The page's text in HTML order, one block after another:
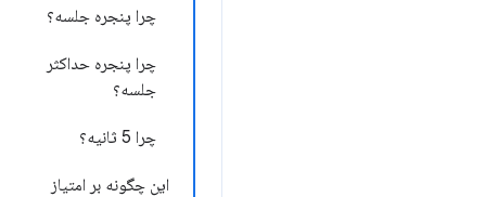
چرا پنجره جلسه؟
چرا پنجره حداکثر
جلسه؟
چرا 5 ثانیه؟
این چگونه بر امتیاز